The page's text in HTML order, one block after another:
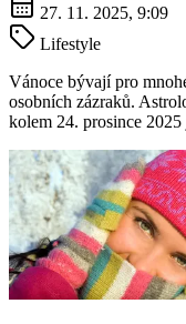
27. 11. 2025, 9:09
Lifestyle
Vánoce bývají pro
osobních zázraků.
kolem 24. prosince